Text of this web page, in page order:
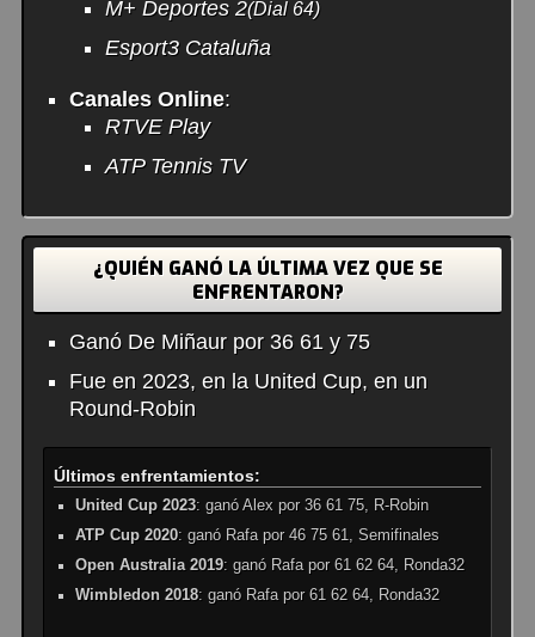
M+ Deportes 2(Dial 64)
Esport3 Cataluña
Canales Online:
RTVE Play
ATP Tennis TV
¿QUIÉN GANÓ LA ÚLTIMA VEZ QUE SE
ENFRENTARON?
Ganó De Miñaur por 36 61 y 75
Fue en 2023, en la United Cup, en un
Round-Robin
Últimos enfrentamientos:
United Cup 2023: ganó Alex por 36 61 75, R-Robin
ATP Cup 2020: ganó Rafa por 46 75 61, Semifinales
Open Australia 2019: ganó Rafa por 61 62 64, Ronda32
Wimbledon 2018: ganó Rafa por 61 62 64, Ronda32